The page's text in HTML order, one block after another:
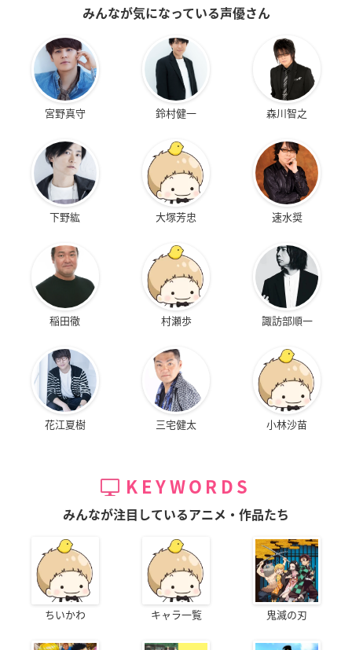
みんなが気になっている声優さん
宮野真守 鈴村健一 森川智之
下野紘 大塚芳忠 速水奨
稲田徹 村瀬歩 諏訪部順一
花江夏樹 三宅健太 小林沙苗
KEYWORDS
みんなが注目しているアニメ・作品たち
ちいかわ キャラ一覧 鬼滅の刃